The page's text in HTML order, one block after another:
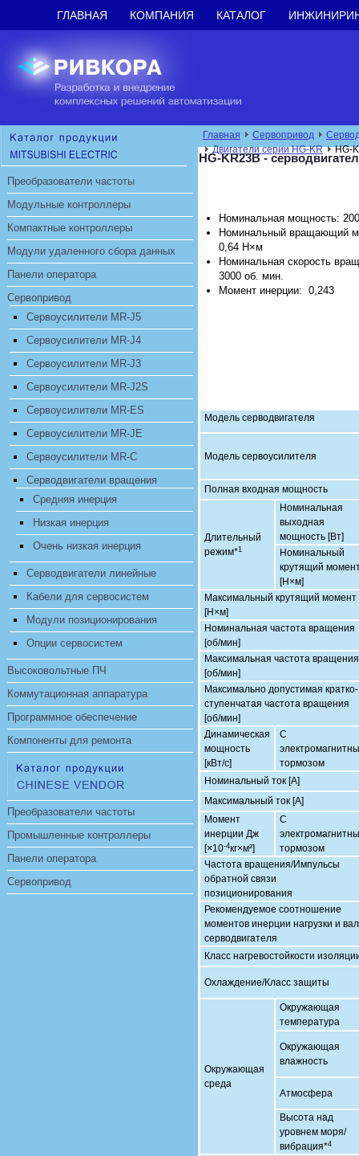
ГЛАВНАЯ КОМПАНИЯ КАТАЛОГ
Преобразователи частоты
Модульные контроллеры
Компактные контроллеры
Модули удаленного сбора данных
Панели оператора
Сервопривод
Сервоусилители MR-J5
Сервоусилители MR-J4
Сервоусилители MR-J3
Сервоусилители MR-J2S
Сервоусилители MR-ES
Сервоусилители MR-JE
Сервоусилители MR-C
Серводвигатели вращения
Средняя инерция
Низкая инерция
Очень низкая инерция
Серводвигатели линейные
Кабели для сервосистем
Модули позиционирования
Опции сервосистем
Высоковольтные ПЧ
Коммутационная аппаратура
Программное обеспечение
Компоненты для ремонта
Преобразователи частоты
Промышленные контроллеры
Панели оператора
Сервопривод
Главная Сервопривод
Двигатели серии HG-KR
HG-
HG-KR23B -
Номинальная мощность:
Номинальный вращающий
0,64 Н×м
Номинальная скорость
3000 об. мин.
Момент инерции: 0,243
Модель серводвигателя
Модель сервоусилителя
Полная входная мощность
Длительный
режим*1
Номинальная
выходная
мощность [Вт]
Номинальный
крутящий
[Н×м]
Максимальный крутящий момент
[Н×м]
Номинальная частота вращения
[об/мин]
Максимальная частота вращения
[об/мин]
Максимально допустимая кратко-
ступенчатая частота вращения
[об/мин]
Динамическая
мощность
[кВт/с]
С
тормозом
Номинальный ток [А]
Максимальный ток [А]
Момент
инерции Дж
[×10-4кг×м²]
С
тормозом
Частота вращения/Импульсы
обратной связи
позиционирования
Рекомендуемое соотношение
моментов инерции нагрузки и
серводвигателя
Класс нагревостойкости
Охлаждение/Класс защиты
Окружающая
среда
Окружающая
температура
Окружающая
влажность
Атмосфера
Высота над
уровнем моря/
вибрация*4